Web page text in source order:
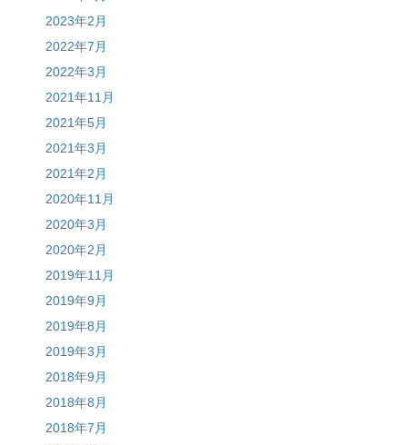
2023年2月
2022年7月
2022年3月
2021年11月
2021年5月
2021年3月
2021年2月
2020年11月
2020年3月
2020年2月
2019年11月
2019年9月
2019年8月
2019年3月
2018年9月
2018年8月
2018年7月